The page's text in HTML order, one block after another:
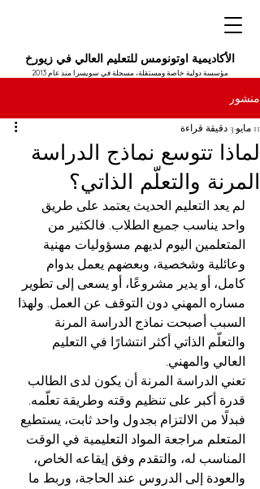
الأكاديمية اوتونومس للتعليم العالي في زيورخ
مؤسسة دولية خاصة ومستقلة، مسجلة في سويسرا منذ عام 2013
منشور
لماذا تتوسع نماذج الدراسة
المرنة والتعلّم الذاتي؟
11 مايو 3 دقيقة قراءة
لم يعد التعليم الحديث يعتمد على طريق
واحد يناسب جميع الطلاب. فالكثير من
المتعلمين اليوم لديهم مسؤوليات مهنية
وعائلية وشخصية، وبعضهم يعمل بدوام
كامل، أو يدير مشروعًا، أو يسعى إلى تطوير
مساره المهني دون التوقف عن العمل. ولهذا
السبب أصبحت نماذج الدراسة المرنة
والتعلّم الذاتي أكثر انتشارًا في التعليم
العالي والمهني.
تعني الدراسة المرنة أن يكون لدى الطالب
قدرة أكبر على تنظيم وقته وطريقة تعلّمه.
فبدلًا من الالتزام بجدول واحد ثابت، يستطيع
المتعلم مراجعة المواد التعليمية في الوقت
المناسب له، والتقدم وفق إيقاعه الخاص،
والعودة إلى الدروس عند الحاجة، وربط ما